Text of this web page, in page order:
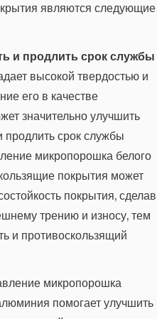
являются следующие
и продлить срок службы
высокой твердостью и
его в качестве
значительно улучшить
продлить срок службы
микропорошка белого
покрытия может
покрытия, сделав
трению и износу, тем
и противоскользящий
микропорошка
помогает улучшить